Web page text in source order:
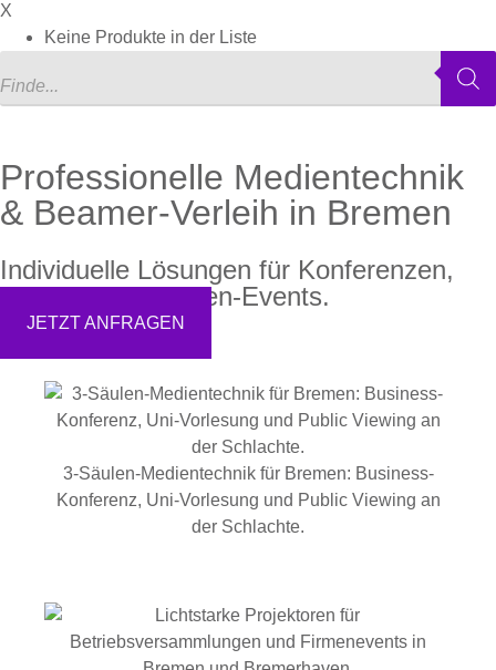
X
Keine Produkte in der Liste
Professionelle Medientechnik
& Beamer-Verleih in Bremen
Individuelle Lösungen für Konferenzen,
Messen und Firmen-Events.
JETZT ANFRAGEN
3-Säulen-Medientechnik für Bremen: Business-
Konferenz, Uni-Vorlesung und Public Viewing an
der Schlachte.